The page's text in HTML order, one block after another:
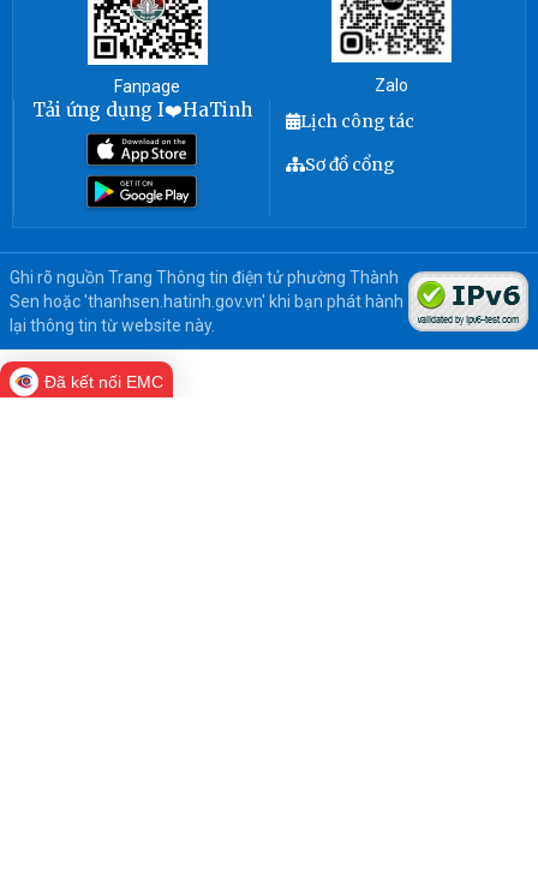
Fanpage Zalo
Tải ứng dụng I❤️HaTinh
Lịch công tác
Sơ đồ cổng
Ghi rõ nguồn Trang Thông tin điện tử phường Thành
Sen hoặc 'thanhsen.hatinh.gov.vn' khi bạn phát hành
lại thông tin từ website này.
Đã kết nối EMC